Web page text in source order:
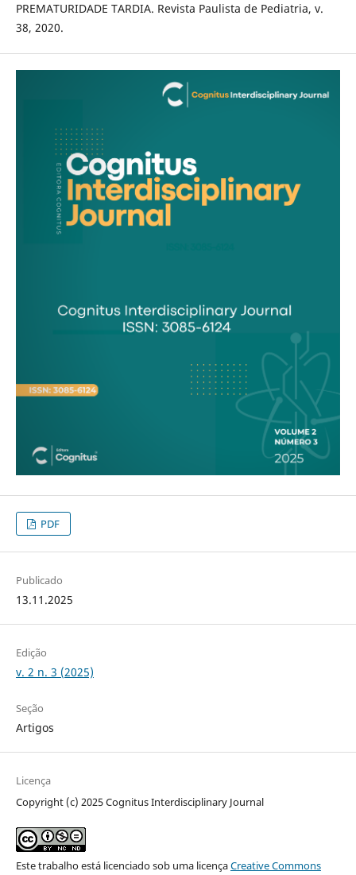
PREMATURIDADE TARDIA. Revista Paulista de Pediatria, v.
38, 2020.
PDF
Publicado
13.11.2025
Edição
v. 2 n. 3 (2025)
Seção
Artigos
Licença
Copyright (c) 2025 Cognitus Interdisciplinary Journal
Este trabalho está licenciado sob uma licençaCreative Commons